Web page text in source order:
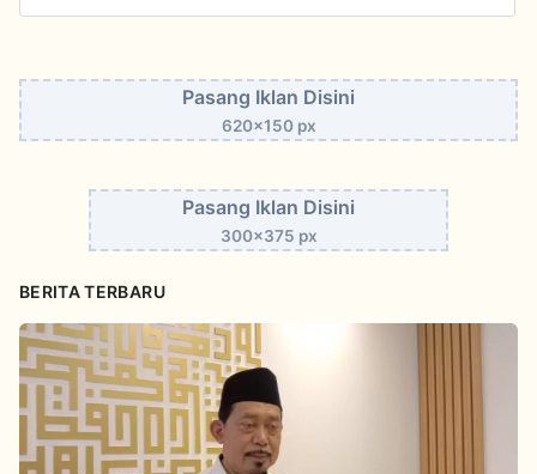
Pasang Iklan Disini
620x150 px
Pasang Iklan Disini
300x375 px
BERITA TERBARU